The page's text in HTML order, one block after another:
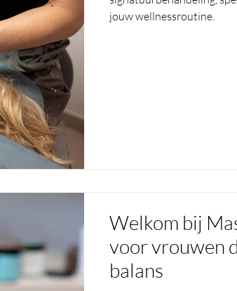
jouw wellnessroutine.
Welkom bij
voor vrouwen
balans